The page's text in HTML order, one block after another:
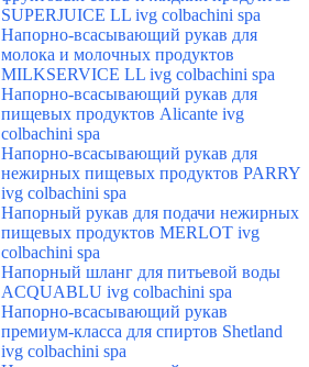
SUPERJUICE LL ivg colbachini spa
Напорно-всасывающий рукав для
молока и молочных продуктов
MILKSERVICE LL ivg colbachini spa
Напорно-всасывающий рукав для
пищевых продуктов Alicante ivg
colbachini spa
Напорно-всасывающий рукав для
нежирных пищевых продуктов PARRY
ivg colbachini spa
Напорный рукав для подачи нежирных
пищевых продуктов MERLOT ivg
colbachini spa
Напорный шланг для питьевой воды
ACQUABLU ivg colbachini spa
Напорно-всасывающий рукав
премиум-класса для спиртов Shetland
ivg colbachini spa